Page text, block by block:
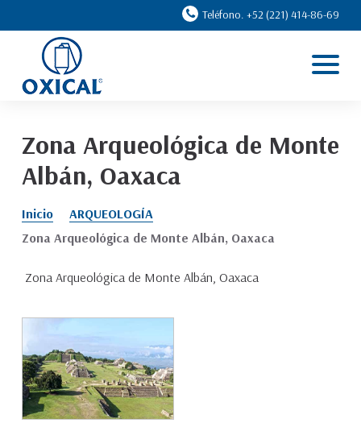
Teléfono. +52 (221) 414-86-69
Inicio
Ventajas
Nosotros
Zona Arqueológica de Monte
Albán, Oaxaca
Inicio
ARQUEOLOGÍA
Zona Arqueológica de Monte Albán, Oaxaca
Zona Arqueológica de Monte Albán, Oaxaca